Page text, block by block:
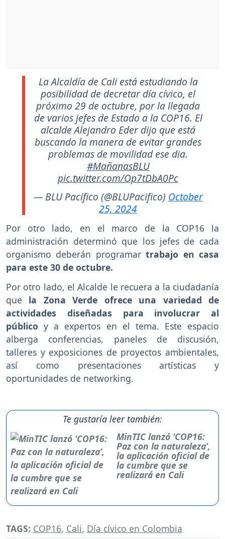
La Alcaldía de Cali está estudiando la
posibilidad de decretar día cívico, el
próximo 29 de octubre, por la llegada
de varios jefes de Estado a la COP16. El
alcalde Alejandro Eder dijo que está
buscando la manera de evitar grandes
problemas de movilidad ese dia.
#MañanasBLU
pic.twitter.com/Op7tDbA0Pc
— BLU Pacífico (@BLUPacifico) October
25, 2024
Por otro lado, en el marco de la COP16 la
administración determinó que los jefes de cada
organismo deberán programartrabajo en casa
para este 30 de octubre.
Por otro lado, el Alcalde le recuera a la ciudadanía
que la Zona Verde ofrece una variedad de
actividades diseñadas para involucrar al
público y a expertos en el tema. Este espacio
alberga conferencias, paneles de discusión,
talleres y exposiciones de proyectos ambientales,
así como presentaciones artísticas y
oportunidades de networking.
Te gustaría leer también:
MinTIC lanzó ‘COP16:
Paz con la naturaleza’,
la aplicación oficial de
la cumbre que se
realizará en Cali
TAGS: COP16, Cali, Día cívico en Colombia